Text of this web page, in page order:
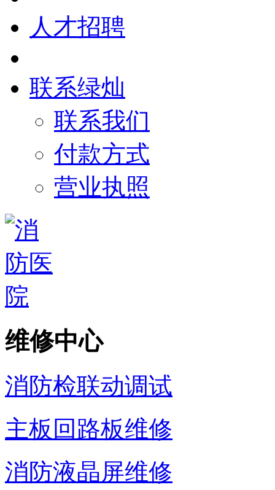
人才招聘
联系绿灿
联系我们
付款方式
营业执照
维修中心
消防检联动调试
主板回路板维修
消防液晶屏维修